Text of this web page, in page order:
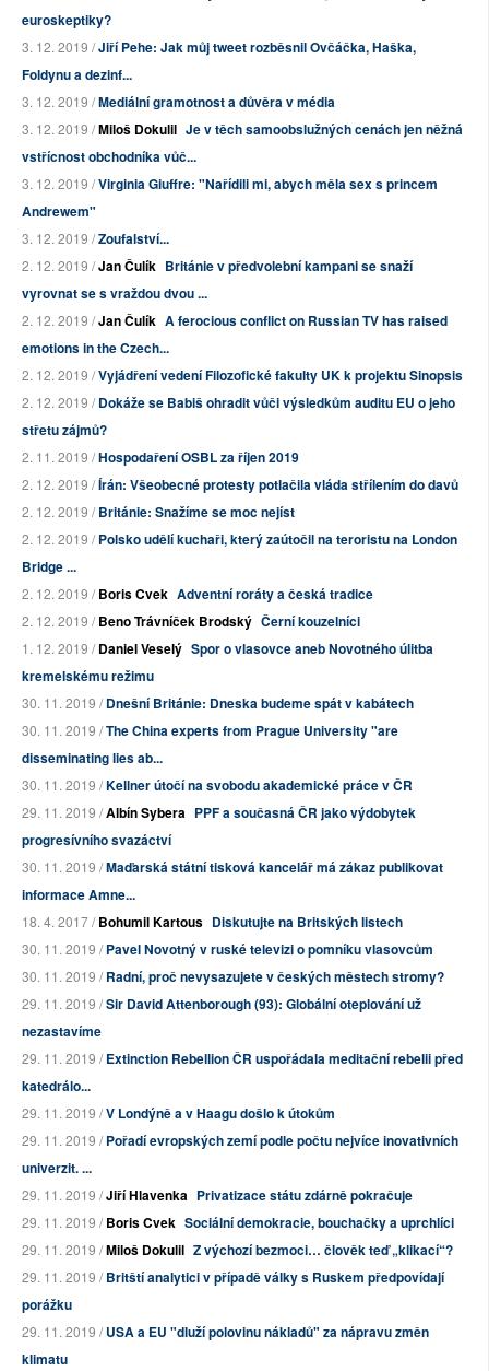
euroskeptiky?
3. 12. 2019 /Jiří Pehe: Jak můj tweet rozběsnil Ovčáčka, Haška,
Foldynu a dezinf...
3. 12. 2019 /Mediální gramotnost a důvěra v média
3. 12. 2019 /Miloš Dokulil Je v těch samoobslužných cenách jen něžná
vstřícnost obchodníka vůč...
3. 12. 2019 /Virginia Giuffre: "Nařídili mi, abych měla sex s princem
Andrewem"
3. 12. 2019 /Zoufalství...
2. 12. 2019 /Jan Čulík Británie v předvolební kampani se snaží
vyrovnat se s vraždou dvou ...
2. 12. 2019 /Jan Čulík A ferocious conflict on Russian TV has raised
emotions in the Czech...
2. 12. 2019 /Vyjádření vedení Filozofické fakulty UK k projektu Sinopsis
2. 12. 2019 /Dokáže se Babiš ohradit vůči výsledkům auditu EU o jeho
střetu zájmů?
2. 11. 2019 /Hospodaření OSBL za říjen 2019
2. 12. 2019 /Írán: Všeobecné protesty potlačila vláda střílením do davů
2. 12. 2019 /Británie: Snažíme se moc nejíst
2. 12. 2019 /Polsko udělí kuchaři, který zaútočil na teroristu na London
Bridge ...
2. 12. 2019 /Boris Cvek Adventní roráty a česká tradice
2. 12. 2019 /Beno Trávníček Brodský Černí kouzelníci
1. 12. 2019 /Daniel Veselý Spor o vlasovce aneb Novotného úlitba
kremelskému režimu
30. 11. 2019 /Dnešní Británie: Dneska budeme spát v kabátech
30. 11. 2019 /The China experts from Prague University "are
disseminating lies ab...
30. 11. 2019 /Kellner útočí na svobodu akademické práce v ČR
29. 11. 2019 /Albín Sybera PPF a současná ČR jako výdobytek
progresívního svazáctví
30. 11. 2019 /Maďarská státní tisková kancelář má zákaz publikovat
informace Amne...
18. 4. 2017 /Bohumil Kartous Diskutujte na Britských listech
30. 11. 2019 /Pavel Novotný v ruské televizi o pomníku vlasovcům
30. 11. 2019 /Radní, proč nevysazujete v českých městech stromy?
29. 11. 2019 /Sir David Attenborough (93): Globální oteplování už
nezastavíme
29. 11. 2019 /Extinction Rebellion ČR uspořádala meditační rebelii před
katedrálo...
29. 11. 2019 /V Londýně a v Haagu došlo k útokům
29. 11. 2019 /Pořadí evropských zemí podle počtu nejvíce inovativních
univerzit. ...
29. 11. 2019 /Jiří Hlavenka Privatizace státu zdárně pokračuje
29. 11. 2019 /Boris Cvek Sociální demokracie, bouchačky a uprchlíci
29. 11. 2019 /Miloš Dokulil Z výchozí bezmoci… člověk teď „klikací“?
29. 11. 2019 /Britští analytici v případě války s Ruskem předpovídají
porážku
29. 11. 2019 /USA a EU "dluží polovinu nákladů" za nápravu změn
klimatu